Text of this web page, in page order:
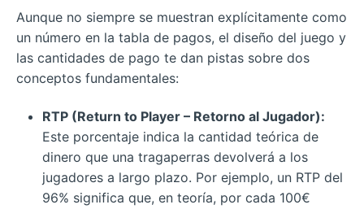
Aunque no siempre se muestran explícitamente como
un número en la tabla de pagos, el diseño del juego y
las cantidades de pago te dan pistas sobre dos
conceptos fundamentales:
RTP (Return to Player – Retorno al Jugador):
Este porcentaje indica la cantidad teórica de
dinero que una tragaperras devolverá a los
jugadores a largo plazo. Por ejemplo, un RTP del
96% significa que, en teoría, por cada 100€